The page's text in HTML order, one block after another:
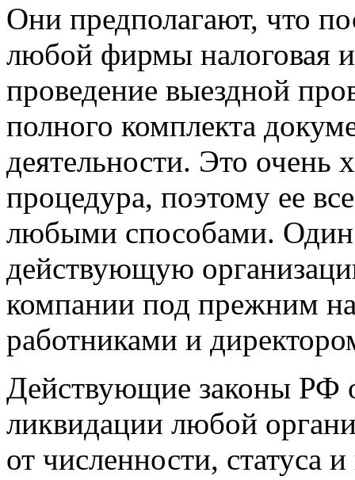
Они предполагают, что
любой фирмы налоговая
проведение выездной
полного комплекта
деятельности. Это очень
процедура, поэтому ее
любыми способами.
действующую
компании под прежним
работниками и
Действующие законы РФ
ликвидации любой
от численности, статуса